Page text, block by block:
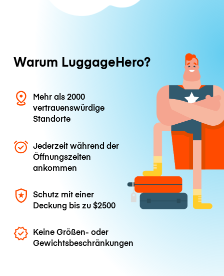
Warum LuggageHero?
Mehr als 2000
vertrauenswürdige
Standorte
Jederzeit während der
Öffnungszeiten
ankommen
Schutz mit einer
Deckung bis zu$2500
Keine Größen- oder
Gewichtsbeschränkungen